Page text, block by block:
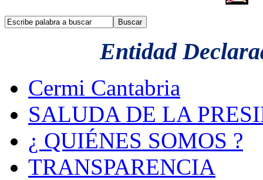
Entidad
Cermi Cantabria
SALUDA DE LA
¿ QUIÉNES SOMOS ?
TRANSPARENCIA